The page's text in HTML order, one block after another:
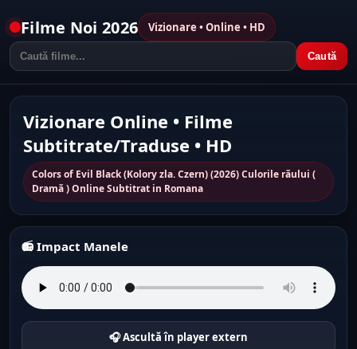
Filme Noi 2026 Vizionare • Online • HD
Caută
Vizionare Online • Filme
Subtitrate/Traduse • HD
Colors of Evil Black (Kolory zla. Czern) (2026) Culorile răului (
Dramă ) Online Subtitrat in Romana
📻 Impact Manele
🎧 Ascultă în player extern